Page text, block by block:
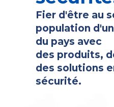
Fier d'être au
population
du pays avec
des produits,
des solutions
sécurité.